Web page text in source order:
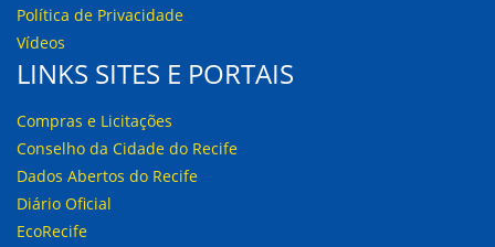
Política de Privacidade
Vídeos
LINKS SITES E PORTAIS
Compras e Licitações
Conselho da Cidade do Recife
Dados Abertos do Recife
Diário Oficial
EcoRecife